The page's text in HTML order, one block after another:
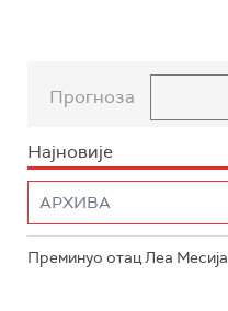
Прогноза
Најновије
Преминуо отац Леа Месија